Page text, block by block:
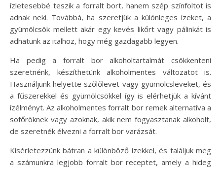
ízletesebbé teszik a forralt bort, hanem szép színfoltot is
adnak neki. Továbbá, ha szeretjük a különleges ízeket, a
gyümölcsök mellett akár egy kevés likőrt vagy pálinkát is
adhatunk az italhoz, hogy még gazdagabb legyen.
Ha pedig a forralt bor alkoholtartalmát csökkenteni
szeretnénk, készíthetünk alkoholmentes változatot is.
Használjunk helyette szőlőlevet vagy gyümölcsleveket, és
a fűszerekkel és gyümölcsökkel így is elérhetjük a kívánt
ízélményt. Az alkoholmentes forralt bor remek alternatíva a
sofőröknek vagy azoknak, akik nem fogyasztanak alkoholt,
de szeretnék élvezni a forralt bor varázsát.
Kísérletezzünk bátran a különböző ízekkel, és találjuk meg
a számunkra legjobb forralt bor receptet, amely a hideg